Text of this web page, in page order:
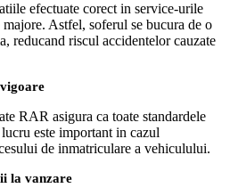
efectuate corect in service-urile
Astfel, soferul se bucura de o
reducand riscul accidentelor cauzate
RAR asigura ca toate standardele
este important in cazul
de inmatriculare a vehiculului.
la vanzare